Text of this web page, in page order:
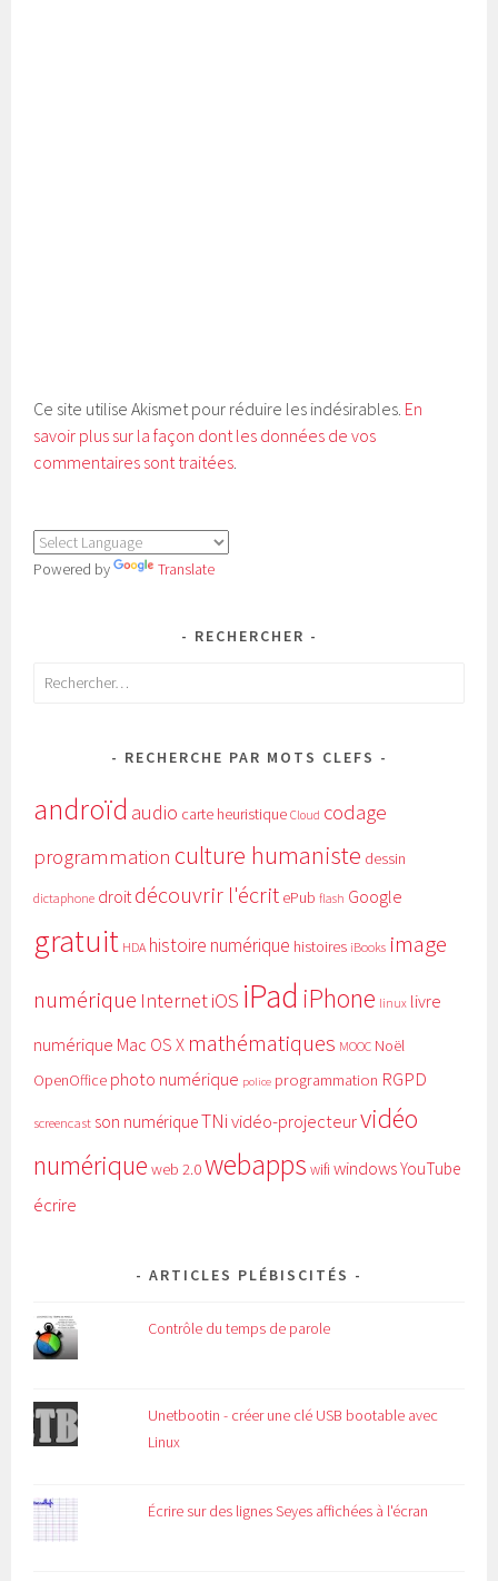
Ce site utilise Akismet pour réduire les indésirables. En
savoir plus sur la façon dont les données de vos
commentaires sont traitées.
Powered by Translate
RECHERCHER
Rechercher :
RECHERCHE PAR MOTS CLEFS
androïd audio carte heuristique Cloud codage
programmation culture humaniste dessin
dictaphone droit découvrir l'écrit ePub flash Google
gratuit HDA histoire numérique histoires iBooks image
numérique InternetiOS iPad iPhone linux livre
numérique Mac OS X mathématiques MOOC Noël
OpenOffice photo numérique police programmation RGPD
screencast son numériqueTNi vidéo-projecteurvidéo
numérique web 2.0webapps wifi windowsYouTube
écrire
ARTICLES PLÉBISCITÉS
Contrôle du temps de parole
Unetbootin - créer une clé USB bootable avec
Linux
Écrire sur des lignes Seyes affichées à l'écran